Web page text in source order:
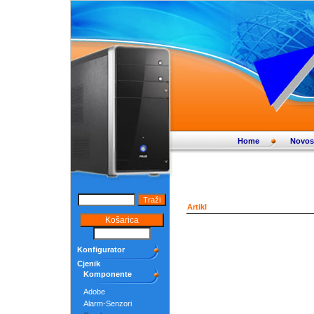
Konfigurator
Cjenik
Komponente
Adobe
Alarm-Senzori
Home
Artikl